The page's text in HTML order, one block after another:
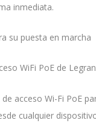
inmediata.
su puesta en marcha
acceso Wi-Fi PoE
cualquier